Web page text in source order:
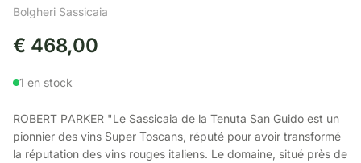
Bolgheri Sassicaia
€ 468,00
1 en stock
ROBERT PARKER "Le Sassicaia de la Tenuta San Guido est un
pionnier des vins Super Toscans, réputé pour avoir transformé
la réputation des vins rouges italiens. Le domaine, situé près de